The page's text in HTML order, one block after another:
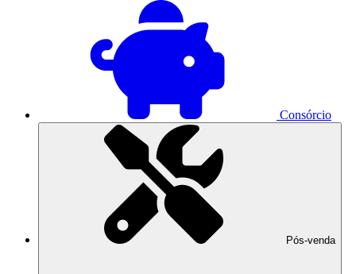
Consórcio
Pós-venda